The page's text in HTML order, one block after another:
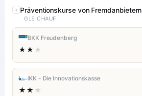
Präventionskurse von Fremdanbietern
GLEICHAUF
BKK Freudenberg
★★ ★
IKK - Die Innovationskasse
★★ ★